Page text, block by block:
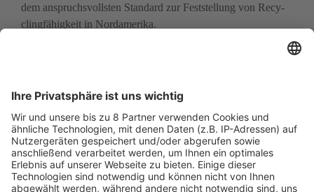
dem anspruchsvollsten Standard zur Feststellung von Recy­
clingfähigkeit in Nordamerika.
Recycling
«Wein stellt besondere Anforderungen an die Verpackung,
insbesondere wenn es darum geht, Sauerstoffbarriere,
einfache Entnahme und Widerstandsfähigkeit während der
Verarbeitung, Abfüllung und Distribution mit
Recyclingfähigkeit in Einklang zu bringen», erklärt Teresa